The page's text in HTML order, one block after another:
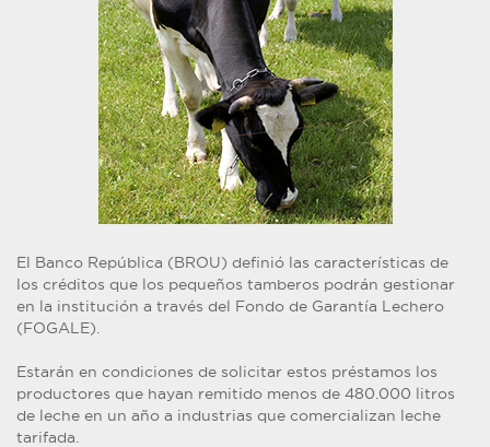
El Banco República (BROU) definió las características de
los créditos que los pequeños tamberos podrán gestionar
en la institución a través del Fondo de Garantía Lechero
(FOGALE).
Estarán en condiciones de solicitar estos préstamos los
productores que hayan remitido menos de 480.000 litros
de leche en un año a industrias que comercializan leche
tarifada.